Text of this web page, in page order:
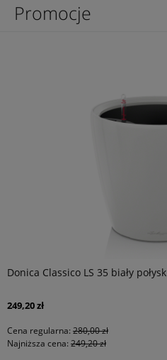
Promocje
Donica Classico LS 35 biały połysk
249,20 zł
Cena regularna: 280,00 zł
Najniższa cena: 249,20 zł